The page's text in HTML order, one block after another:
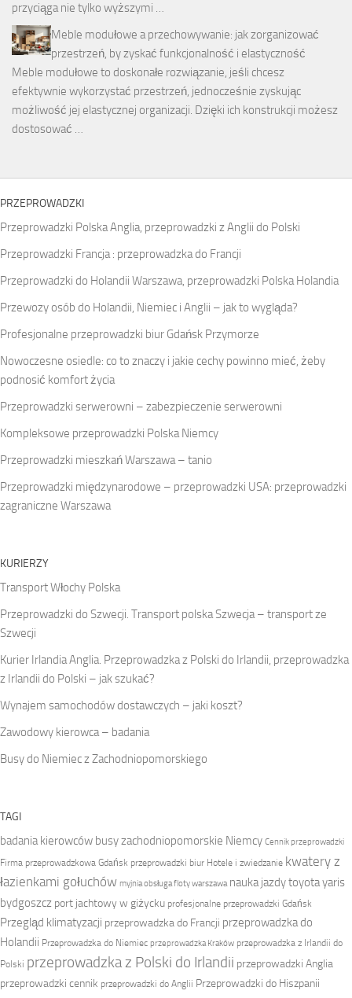
przyciąga nie tylko wyższymi …
Meble modułowe a przechowywanie: jak zorganizować
przestrzeń, by zyskać funkcjonalność i elastyczność
Meble modułowe to doskonałe rozwiązanie, jeśli chcesz
efektywnie wykorzystać przestrzeń, jednocześnie zyskując
możliwość jej elastycznej organizacji. Dzięki ich konstrukcji możesz
dostosować …
PRZEPROWADZKI
Przeprowadzki Polska Anglia, przeprowadzki z Anglii do Polski
Przeprowadzki Francja : przeprowadzka do Francji
Przeprowadzki do Holandii Warszawa, przeprowadzki Polska Holandia
Przewozy osób do Holandii, Niemiec i Anglii – jak to wygląda?
Profesjonalne przeprowadzki biur Gdańsk Przymorze
Nowoczesne osiedle: co to znaczy i jakie cechy powinno mieć, żeby
podnosić komfort życia
Przeprowadzki serwerowni – zabezpieczenie serwerowni
Kompleksowe przeprowadzki Polska Niemcy
Przeprowadzki mieszkań Warszawa – tanio
Przeprowadzki międzynarodowe – przeprowadzki USA: przeprowadzki
zagraniczne Warszawa
KURIERZY
Transport Włochy Polska
Przeprowadzki do Szwecji. Transport polska Szwecja – transport ze
Szwecji
Kurier Irlandia Anglia. Przeprowadzka z Polski do Irlandii, przeprowadzka
z Irlandii do Polski – jak szukać?
Wynajem samochodów dostawczych – jaki koszt?
Zawodowy kierowca – badania
Busy do Niemiec z Zachodniopomorskiego
TAGI
badania kierowców busy zachodniopomorskie Niemcy Cennik przeprowadzki
Firma przeprowadzkowa Gdańsk przeprowadzki biur Hotele i zwiedzanie kwatery z
łazienkami gołuchów myjnia obsługa floty warszawa nauka jazdy toyota yaris
bydgoszcz port jachtowy w giżycku profesjonalne przeprowadzki Gdańsk
Przegląd klimatyzacji przeprowadzka do Francji przeprowadzka do
Holandii Przeprowadzka do Niemiec przeprowadzka Kraków przeprowadzka z Irlandii do
Polski przeprowadzka z Polski do Irlandii przeprowadzki Anglia
przeprowadzki cennik przeprowadzki do Anglii Przeprowadzki do Hiszpanii